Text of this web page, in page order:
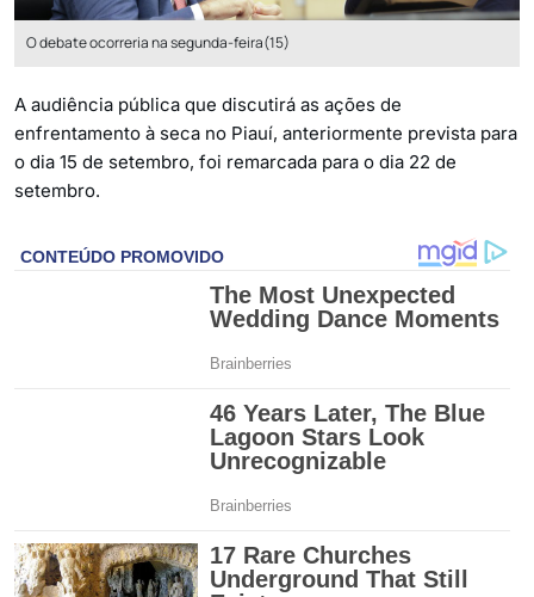
O debate ocorreria na segunda-feira(15)
A audiência pública que discutirá as ações de
enfrentamento à seca no Piauí, anteriormente prevista para
o dia 15 de setembro, foi remarcada para o dia 22 de
setembro.